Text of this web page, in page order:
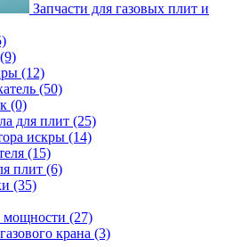
Запчасти для газовых плит и
(12)
(50)
(0)
для плит (25)
искры (14)
(15)
плит (6)
(35)
мощности (27)
крана (3)